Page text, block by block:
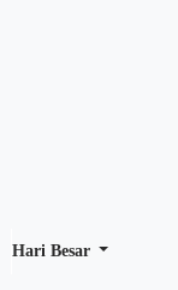
Hari Besar